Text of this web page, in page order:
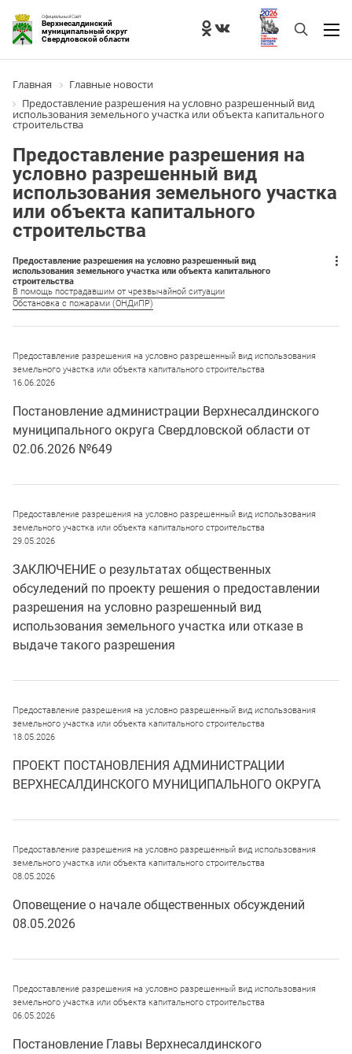
Официальный Сайт
Верхнесалдинский
муниципальный округ
Свердловской области
Главная
Главные новости
Предоставление разрешения на условно разрешенный вид
использования земельного участка или объекта капитального
строительства
Предоставление разрешения на
условно разрешенный вид
использования земельного участка
или объекта капитального
строительства
Предоставление разрешения на условно разрешенный вид
использования земельного участка или объекта капитального
строительства
В помощь пострадавшим от чрезвычайной ситуации
Обстановка с пожарами (ОНДиПР)
Предоставление разрешения на условно разрешенный вид использования
земельного участка или объекта капитального строительства
16.06.2026
Постановление администрации Верхнесалдинского
муниципального округа Свердловской области от
02.06.2026 №649
Предоставление разрешения на условно разрешенный вид использования
земельного участка или объекта капитального строительства
29.05.2026
ЗАКЛЮЧЕНИЕ о результатах общественных
обсуледений по проекту решения о предоставлении
разрешения на условно разрешенный вид
использования земельного участка или отказе в
выдаче такого разрешения
Предоставление разрешения на условно разрешенный вид использования
земельного участка или объекта капитального строительства
18.05.2026
ПРОЕКТ ПОСТАНОВЛЕНИЯ АДМИНИСТРАЦИИ
ВЕРХНЕСАЛДИНСКОГО МУНИЦИПАЛЬНОГО ОКРУГА
Предоставление разрешения на условно разрешенный вид использования
земельного участка или объекта капитального строительства
08.05.2026
Оповещение о начале общественных обсуждений
08.05.2026
Предоставление разрешения на условно разрешенный вид использования
земельного участка или объекта капитального строительства
06.05.2026
Постановление Главы Верхнесалдинского